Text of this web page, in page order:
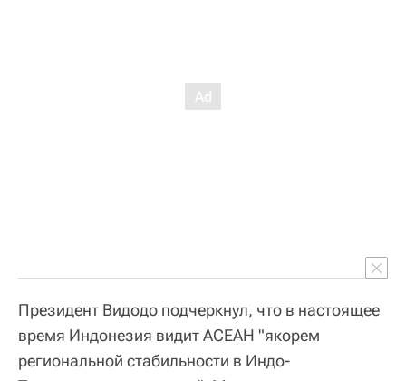
Президент Видодо подчеркнул, что в настоящее
время Индонезия видит АСЕАН "якорем
региональной стабильности в Индо-